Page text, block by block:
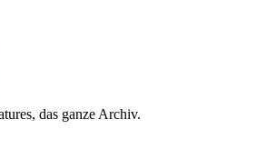
das ganze Archiv.